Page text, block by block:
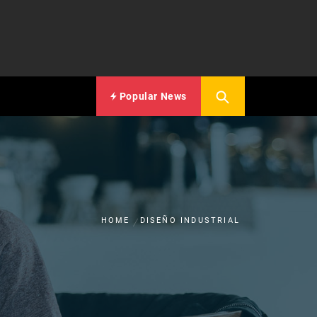
Popular News
HOME DISEÑO INDUSTRIAL